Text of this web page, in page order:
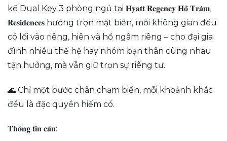
kế Dual Key 3 phòng ngủ tại 𝐇𝐲𝐚𝐭𝐭 𝐑𝐞𝐠𝐞𝐧𝐜𝐲 𝐇𝐨̂̀ 𝐓𝐫𝐚̀𝐦
𝐑𝐞𝐬𝐢𝐝𝐞𝐧𝐜𝐞𝐬 hướng trọn mặt biển, mỗi không gian đều
có lối vào riêng, hiên và hồ ngâm riêng – cho đại gia
đình nhiều thế hệ hay nhóm bạn thân cùng nhau
tận hưởng, mà vẫn giữ trọn sự riêng tư.
🌊 Chỉ một bước chân chạm biển, mỗi khoảnh khắc
đều là đặc quyền hiếm có.
𝐓𝐡𝐨̂𝐧𝐠 𝐭𝐢𝐧 𝐜𝐚̆𝐧: